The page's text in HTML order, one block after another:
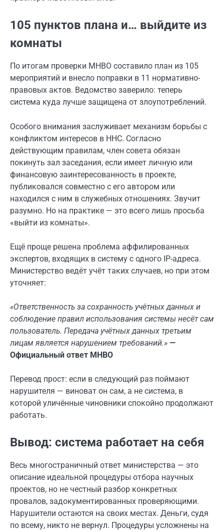
105 пунктов плана и… выйдите из
комнаты
По итогам проверки МНВО составило план из 105
мероприятий и внесло поправки в 11 нормативно-
правовых актов. Ведомство заверило: теперь
система куда лучше защищена от злоупотреблений.
Особого внимания заслуживает механизм борьбы с
конфликтом интересов в ННС. Согласно
действующим правилам, член совета обязан
покинуть зал заседания, если имеет личную или
финансовую заинтересованность в проекте,
публиковался совместно с его автором или
находился с ним в служебных отношениях. Звучит
разумно. Но на практике — это всего лишь просьба
«выйти из комнаты».
Ещё проще решена проблема аффилированных
экспертов, входящих в систему с одного IP-адреса.
Министерство ведёт учёт таких случаев, но при этом
уточняет:
«Ответственность за сохранность учётных данных и
соблюдение правил использования системы несёт сам
пользователь. Передача учётных данных третьим
лицам является нарушением требований.» —
Официальный ответ МНВО
Перевод прост: если в следующий раз поймают
нарушителя — виноват он сам, а не система, в
которой уличённые чиновники спокойно продолжают
работать.
Вывод: система работает на себя
Весь многостраничный ответ министерства — это
описание идеальной процедуры отбора научных
проектов, но не честный разбор конкретных
провалов, задокументированных проверяющими.
Нарушители остаются на своих местах. Деньги, судя
по всему, никто не вернул. Процедуры усложнены на